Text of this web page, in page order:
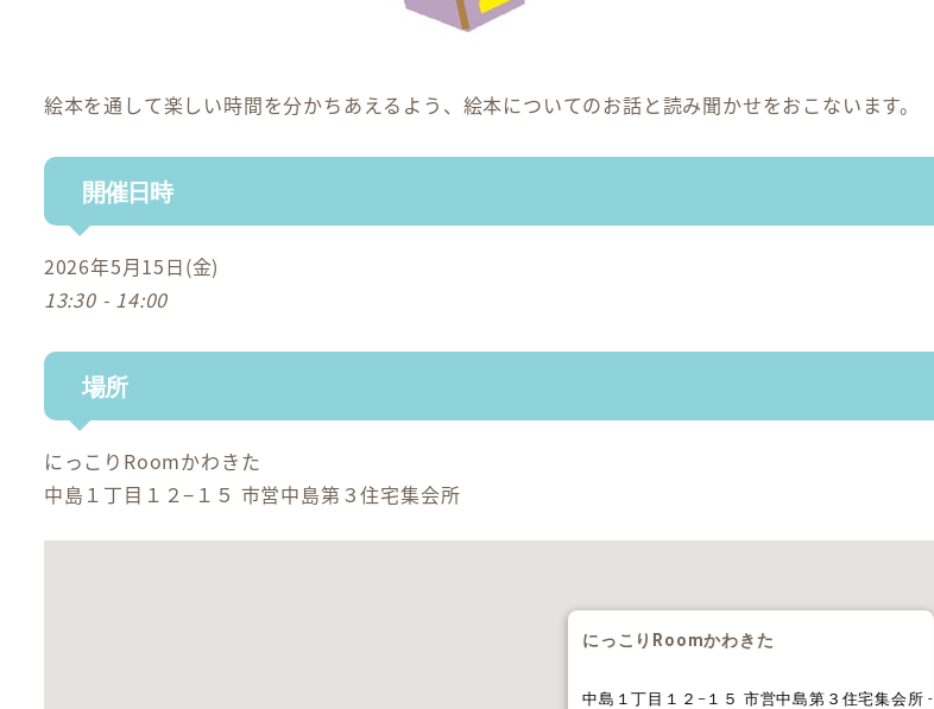
絵本を通して楽しい時間を分かちあえるよう、絵本についてのお話と読み聞かせをおこないます。
開催日時
2026年5月15日(金)
13:30 - 14:00
場所
にっこりRoomかわきた
中島１丁目１２−１５ 市営中島第３住宅集会所
にっこりRoomかわきた
中島１丁目１２−１５ 市営中島第３住宅集会所 -